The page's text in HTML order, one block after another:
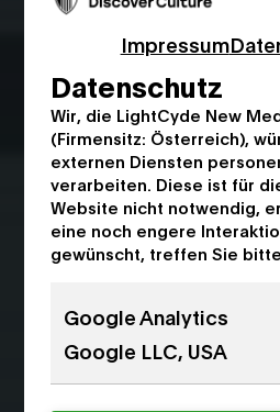
Wir fördern
Kunst &
Nimm Teil am
Jetzt Registrieren
Impressum
Datenschutz
Wir, die LightCyde New
(Firmensitz: Österreich),
externen Diensten
verarbeiten. Diese ist für
Website nicht notwendig,
eine noch engere
gewünscht, treffen Sie
Google Analytics
Google LLC, USA